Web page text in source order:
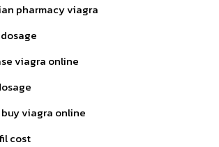
pharmacy viagra
viagra online
viagra online
cost